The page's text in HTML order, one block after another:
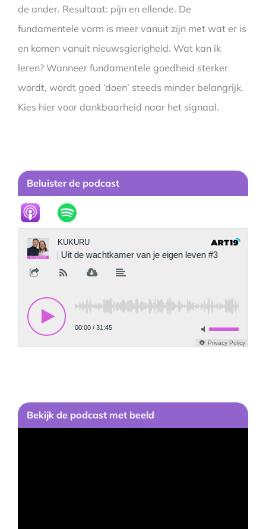
de ander. Resultaat: pijn en ellende. De
fundamentele vorm is meer vanuit zijn met wat er is
en komen vanuit nieuwsgierigheid. Wat kan ik
leren? Wanneer fundamentele goedheid sterker
wordt, wordt goed ‘doen’ steeds minder belangrijk.
Kies hier voor dankbaarheid naar het signaal.
Beluister de podcast
Bekijk de podcast met beeld